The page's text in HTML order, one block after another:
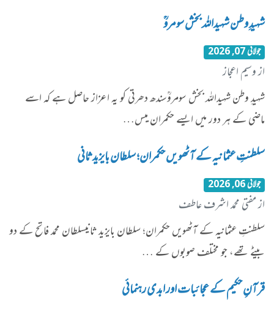
شہیدِ وطن شہیداللہ بخش سومروؒ
جولائی 07, 2026
از وسیم اعجاز
شہیدِ وطن شہیداللہ بخش سومروؒسندھ دھرتی کو یہ اعزاز حاصل ہے کہ اسے
ماضی کے ہر دور میں ایسے حکمران میس…
سلطنتِ عثمانیہ کے آٹھویں حکمران؛ سلطان بایزید ثانی
جولائی 06, 2026
از مفتی محمد اشرف عاطف
سلطنتِ عثمانیہ کے آٹھویں حکمران؛ سلطان بایزید ثانیسلطان محمد فاتح کے دو
بیٹے تھے، جو مختلف صوبوں کے …
قرآنِ حکیم کے عجائبات اور ابدی رہنمائی